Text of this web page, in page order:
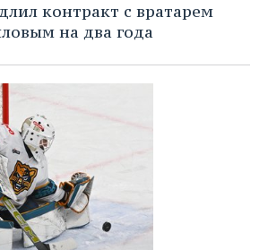
контракт с вратарем
на два года